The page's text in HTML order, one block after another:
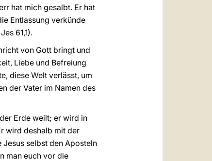
hat mich gesalbt. Er hat
Entlassung verkünde
61,1).
von Gott bringt und
Liebe und Befreiung
diese Welt verlässt, um
der Vater im Namen des
Erde weilt; er wird in
wird deshalb mit der
selbst den Aposteln
man euch vor die